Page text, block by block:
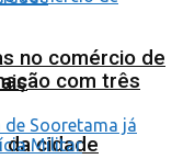
com três
da cidade
no comércio de